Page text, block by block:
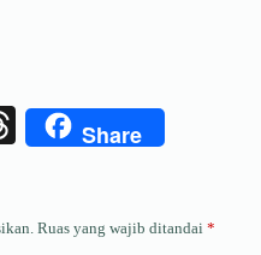
Threads
Share
Ruas yang wajib ditandai *